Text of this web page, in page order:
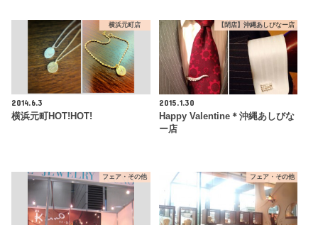
横浜元町店
2014.6.3
横浜元町HOT!HOT!
【閉店】沖縄あしびなー店
2015.1.30
Happy Valentine＊沖縄あしびな
ー店
フェア・その他 フェア・その他